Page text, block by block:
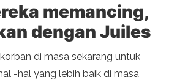
memancing,
dengan Juiles
di masa sekarang untuk
-hal yang lebih baik di masa